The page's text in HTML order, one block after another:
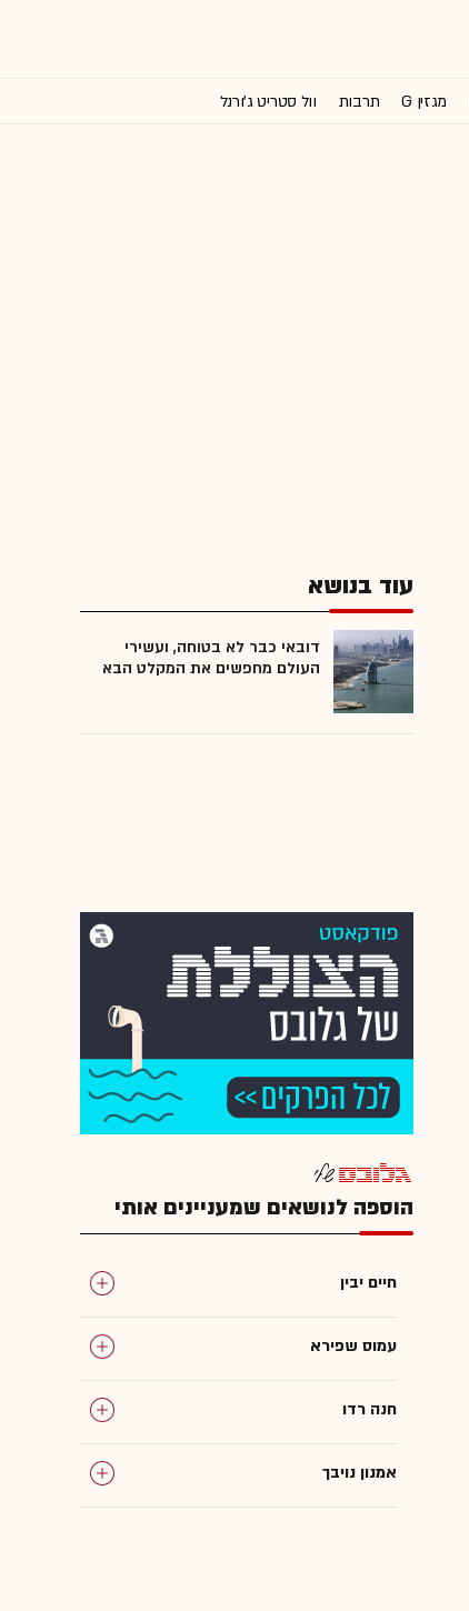
מגזין G תרבות וול סטריט ג'ורנל
עוד בנושא
דובאי כבר לא בטוחה, ועשירי
העולם מחפשים את המקלט הבא
הוספה לנושאים שמעניינים אותי
חיים יבין
עמוס שפירא
חנה רדו
אמנון נויבך